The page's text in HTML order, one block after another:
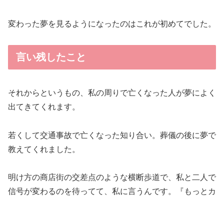
変わった夢を見るようになったのはこれが初めてでした。
言い残したこと
それからというもの、私の周りで亡くなった人が夢によく
出てきてくれます。
若くして交通事故で亡くなった知り合い。葬儀の後に夢で
教えてくれました。
明け方の商店街の交差点のような横断歩道で、私と二人で
信号が変わるのを待ってて、私に言うんです。『もっとカ